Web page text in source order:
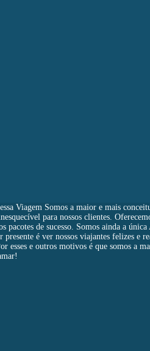
Viagem Somos a maior e mais
para nossos clientes.
de sucesso. Somos ainda a
é ver nossos viajantes felizes e
esses e outros motivos é que somos a